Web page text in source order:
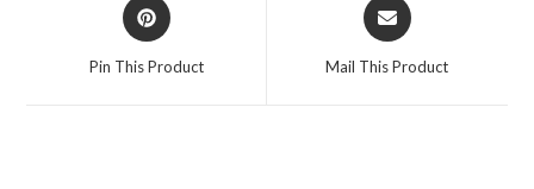
Pin This Product Mail This Product